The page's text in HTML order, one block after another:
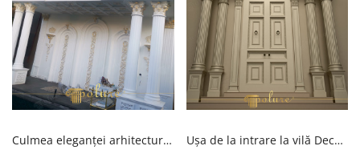
Culmea eleganței arhitecturale: decorațiuni din poliuretan și atingeri antice
Ușa de la intrare la vilă Decorație Plato, reînvie efectul antic cu atingeri moderne